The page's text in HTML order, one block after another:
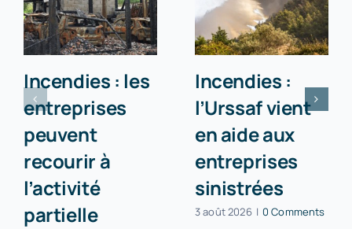
Incendies : les
entreprises
peuvent
recourir à
l’activité
partielle
Incendies :
l’Urssaf vient
en aide aux
entreprises
sinistrées
3 août 2026 | 0 Comments